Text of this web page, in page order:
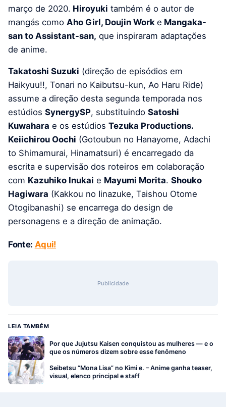
março de 2020. Hiroyuki também é o autor de
mangás como Aho Girl, Doujin Work e Mangaka-
san to Assistant-san, que inspiraram adaptações
de anime.
Takatoshi Suzuki (direção de episódios em
Haikyuu!!, Tonari no Kaibutsu-kun, Ao Haru Ride)
assume a direção desta segunda temporada nos
estúdios SynergySP, substituindo Satoshi
Kuwahara e os estúdios Tezuka Productions.
Keiichirou Oochi (Gotoubun no Hanayome, Adachi
to Shimamurai, Hinamatsuri) é encarregado da
escrita e supervisão dos roteiros em colaboração
com Kazuhiko Inukai e Mayumi Morita. Shouko
Hagiwara (Kakkou no Iinazuke, Taishou Otome
Otogibanashi) se encarrega do design de
personagens e a direção de animação.
Fonte: Aqui!
Publicidade
LEIA TAMBÉM
Por que Jujutsu Kaisen conquistou as mulheres — e o
que os números dizem sobre esse fenômeno
Seibetsu “Mona Lisa” no Kimi e. – Anime ganha teaser,
visual, elenco principal e staff